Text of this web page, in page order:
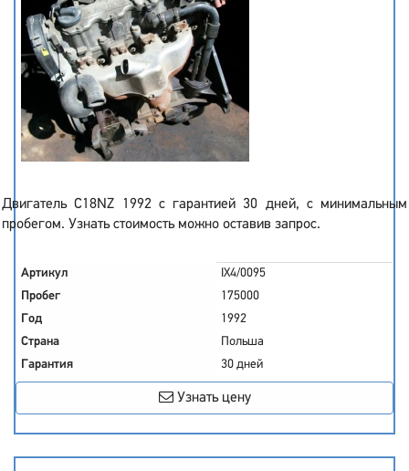
Двигатель C18NZ 1992 с гарантией 30 дней, с минимальным
пробегом. Узнать стоимость можно оставив запрос.
Артикул
IX4/0095
Пробег
175000
Год
1992
Страна
Польша
Гарантия
30 дней
Узнать цену